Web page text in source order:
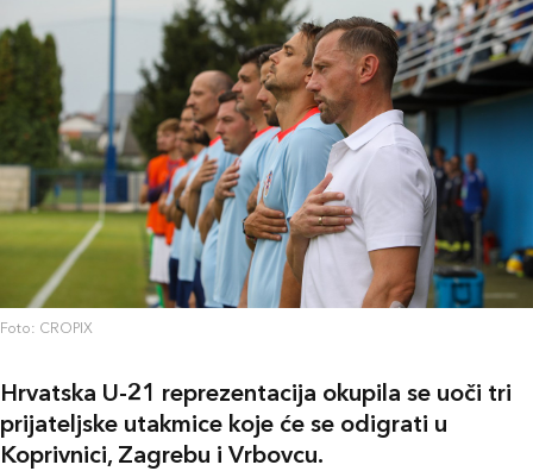
Foto: CROPIX
Hrvatska U-21 reprezentacija okupila se uoči tri
prijateljske utakmice koje će se odigrati u
Koprivnici, Zagrebu i Vrbovcu.